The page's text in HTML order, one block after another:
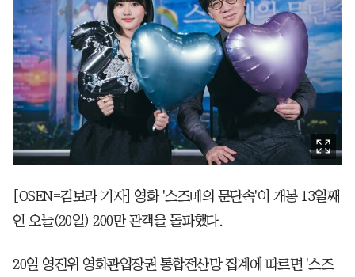
[OSEN=김보라 기자] 영화 '스즈메의 문단속'이 개봉 13일째
인 오늘(20일) 200만 관객을 돌파했다.
20일 영진위 영화관입장권 통합전산망 집계에 따르면 '스즈